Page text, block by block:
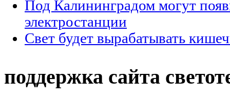
Под Калининградом могут
электростанции
Свет будет вырабатывать
поддержка сайта